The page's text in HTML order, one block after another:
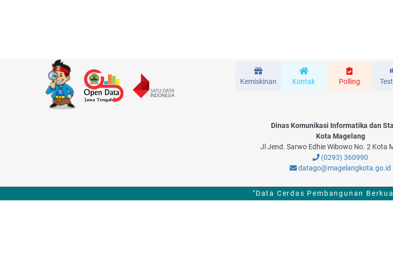
Kemiskinan Kontak Polling
Dinas Komunikasi Informatika dan
Kota Magelang
Jl Jend. Sarwo Edhie Wibowo No. 2 Kota
(0293) 360990
datago@magelangkota.go.id
"Data Cerdas Pembangunan